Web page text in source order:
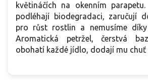
květináčích na okenním
podléhají biodegradaci, zaručují
pro růst rostlin a nemusíme
Aromatická petržel, čerstvá
obohatí každé jídlo, dodají mu chuť